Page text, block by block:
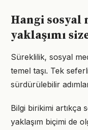
Hangi sosyal
yaklaşımı
Süreklilik, sosyal
temel taşı. Tek
sürdürülebilir
Bilgi birikimi artıkça
yaklaşım biçimi de